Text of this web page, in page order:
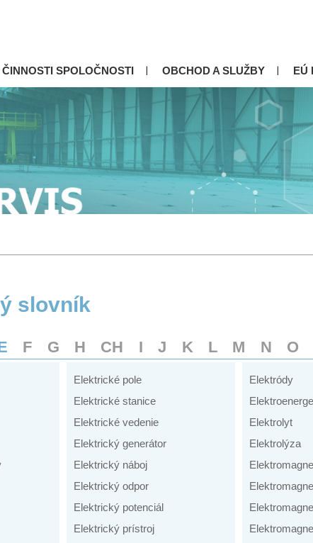
ČINNOSTI SPOLOČNOSTI OBCHOD A SLUŽBY EÚ
slovník
F G H CH I J K L M N O
Elektrické pole
Elektrické stanice
Elektrické vedenie
Elektrický generátor
Elektrický náboj
Elektrický odpor
Elektrický potenciál
Elektrický prístroj
Elektródy
Elektrolyt
Elektrolýza